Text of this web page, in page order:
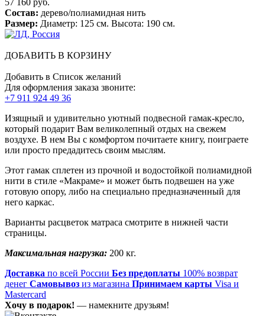
Состав: дерево/полиамидная нить
Размер: Диаметр: 125 см. Высота: 190 см.
ДОБАВИТЬ В КОРЗИНУ
Добавить в Список желаний
Для оформления заказа звоните:
+7 911 924 49 36
Изящный и удивительно уютный подвесной гамак-кресло,
который подарит Вам великолепный отдых на свежем
воздухе. В нем Вы с комфортом почитаете книгу, поиграете
или просто предадитесь своим мыслям.
Этот гамак сплетен из прочной и водостойкой полиамидной
нити в стиле «Макраме» и может быть подвешен на уже
готовую опору, либо на специально предназначенный для
него каркас.
Варианты расцветок матраса смотрите в нижней части
страницы.
Максимальная нагрузка: 200 кг.
Доставка по всей России Без предоплаты 100% возврат
денег Самовывоз из магазина Принимаем карты Visa и
Mastercard
Хочу в подарок! — намекните друзьям!